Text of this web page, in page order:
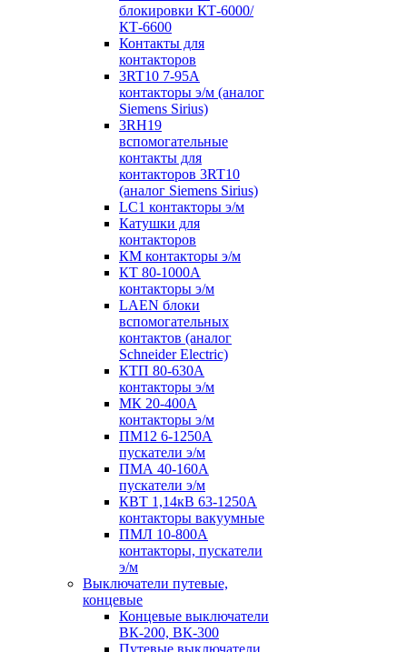
блокировки КТ-6000/
КТ-6600
Контакты для
контакторов
3RT10 7-95А
контакторы э/м (аналог
Siemens Sirius)
3RH19
вспомогательные
контакты для
контакторов 3RT10
(аналог Siemens Sirius)
LC1 контакторы э/м
Катушки для
контакторов
КМ контакторы э/м
КТ 80-1000А
контакторы э/м
LAEN блоки
вспомогательных
контактов (аналог
Schneider Electric)
КТП 80-630А
контакторы э/м
МК 20-400А
контакторы э/м
ПМ12 6-1250А
пускатели э/м
ПМА 40-160А
пускатели э/м
КВТ 1,14кВ 63-1250А
контакторы вакуумные
ПМЛ 10-800А
контакторы, пускатели
э/м
Выключатели путевые,
концевые
Концевые выключатели
ВК-200, ВК-300
Путевые выключатели